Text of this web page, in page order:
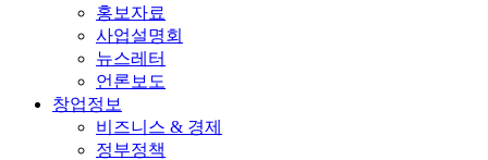
홍보자료
사업설명회
뉴스레터
언론보도
창업정보
비즈니스 & 경제
정부정책